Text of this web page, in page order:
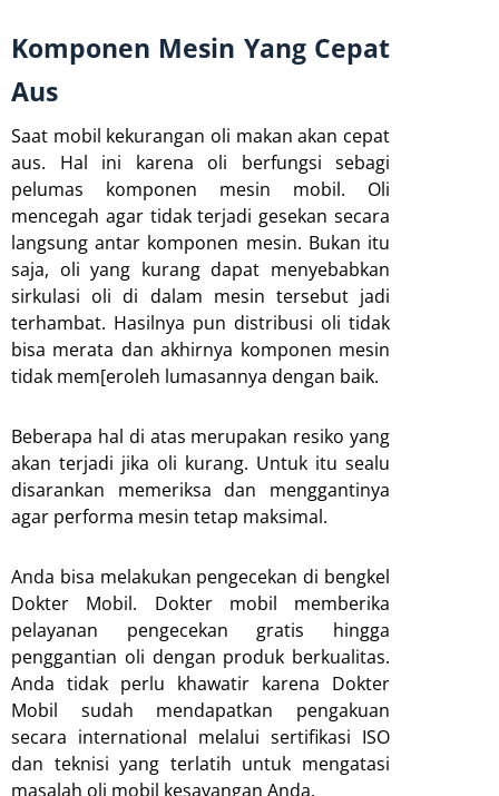
Komponen Mesin Yang Cepat
Aus
Saat mobil kekurangan oli makan akan cepat
aus. Hal ini karena oli berfungsi sebagi
pelumas komponen mesin mobil. Oli
mencegah agar tidak terjadi gesekan secara
langsung antar komponen mesin. Bukan itu
saja, oli yang kurang dapat menyebabkan
sirkulasi oli di dalam mesin tersebut jadi
terhambat. Hasilnya pun distribusi oli tidak
bisa merata dan akhirnya komponen mesin
tidak mem[eroleh lumasannya dengan baik.
Beberapa hal di atas merupakan resiko yang
akan terjadi jika oli kurang. Untuk itu sealu
disarankan memeriksa dan menggantinya
agar performa mesin tetap maksimal.
Anda bisa melakukan pengecekan di bengkel
Dokter Mobil. Dokter mobil memberika
pelayanan pengecekan gratis hingga
penggantian oli dengan produk berkualitas.
Anda tidak perlu khawatir karena Dokter
Mobil sudah mendapatkan pengakuan
secara international melalui sertifikasi ISO
dan teknisi yang terlatih untuk mengatasi
masalah oli mobil kesayangan Anda.